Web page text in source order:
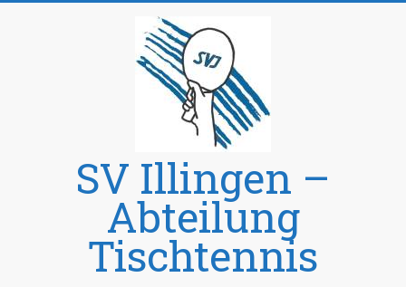
SV Illingen –
Abteilung
Tischtennis